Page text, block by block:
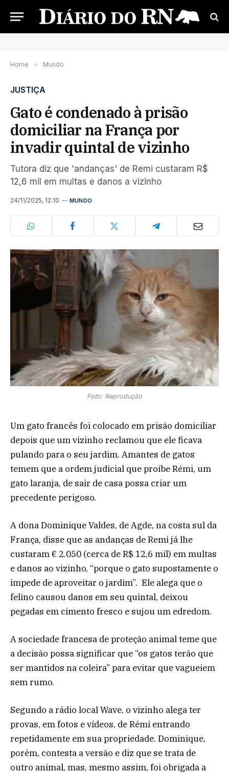
Home » Mundo
JUSTIÇA
Gato é condenado à prisão
domiciliar na França por
invadir quintal de vizinho
Tutora diz que 'andanças' de Remi custaram R$
12,6 mil em multas e danos a vizinho
24/11/2025, 12:10 MUNDO
Foto: Reprodução
Um gato francês foi colocado em prisão domiciliar
depois que um vizinho reclamou que ele ficava
pulando para o seu jardim. Amantes de gatos
temem que a ordem judicial que proíbe Rémi, um
gato laranja, de sair de casa possa criar um
precedente perigoso.
A dona Dominique Valdes, de Agde, na costa sul da
França, disse que as andanças de Remi já lhe
custaram € 2.050 (cerca de R$ 12,6 mil) em multas
e danos ao vizinho, “porque o gato supostamente o
impede de aproveitar o jardim”. Ele alega que o
felino causou danos em seu quintal, deixou
pegadas em cimento fresco e sujou um edredom.
A sociedade francesa de proteção animal teme que
a decisão possa significar que “os gatos terão que
ser mantidos na coleira” para evitar que vagueiem
sem rumo.
Segundo a rádio local Wave, o vizinho alega ter
provas, em fotos e vídeos, de Rémi entrando
repetidamente em sua propriedade. Dominique,
porém, contesta a versão e diz que se trata de
outro animal, mas, mesmo assim, foi obrigada a